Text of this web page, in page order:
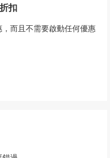
扣
而且不需要啟動任何優惠